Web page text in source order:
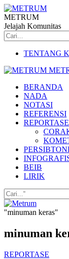
METRUM
Jelajah Komunitas
TENTANG
BERANDA
NADA
NOTASI
REFERENSI
REPORTASE
BEIB
LIRIK
"minuman keras"
minuman
REPORTASE